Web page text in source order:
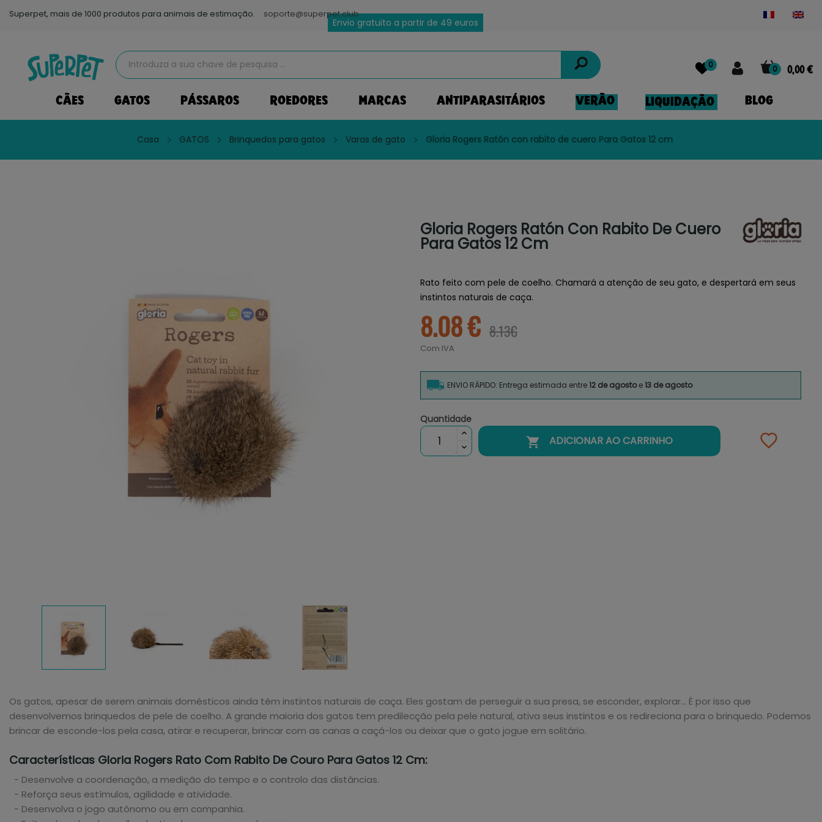
Superpet, mais de 1000 produtos para animais de estimação. soporte@superpet.club
Envio gratuito a partir de 49 euros
0 0,00 €
0
CÃES GATOS PÁSSAROS ROEDORES MARCAS ANTIPARASITÁRIOS VERÃO LIQUIDAÇÃO BLOG
Casa GATOS Brinquedos para gatos Varas de gato Gloria Rogers Ratón con rabito de cuero Para Gatos 12 cm
Gloria Rogers Ratón Con Rabito De Cuero
Para Gatos 12 Cm
Rato feito com pele de coelho. Chamará a atenção de seu gato, e despertará em seus
instintos naturais de caça.
8.08 € 8.13€
Com IVA
ENVIO RÁPIDO: Entrega estimada entre12 de agostoe13 de agosto
Quantidade
 ADICIONAR AO CARRINHO
Os gatos, apesar de serem animais domésticos ainda têm instintos naturais de caça. Eles gostam de perseguir a sua presa, se esconder, explorar... É por isso que
desenvolvemos brinquedos de pele de coelho. A grande maioria dos gatos tem predilecção pela pele natural, ativa seus instintos e os redireciona para o brinquedo. Podemos
brincar de esconde-los pela casa, atirar e recuperar, brincar com as canas a caçá-los ou deixar que o gato jogue em solitário.
Características Gloria Rogers Rato Com Rabito De Couro Para Gatos 12 Cm:
- Desenvolve a coordenação, a medição do tempo e o controlo das distâncias.
- Reforça seus estímulos, agilidade e atividade.
- Desenvolva o jogo autônomo ou em companhia.